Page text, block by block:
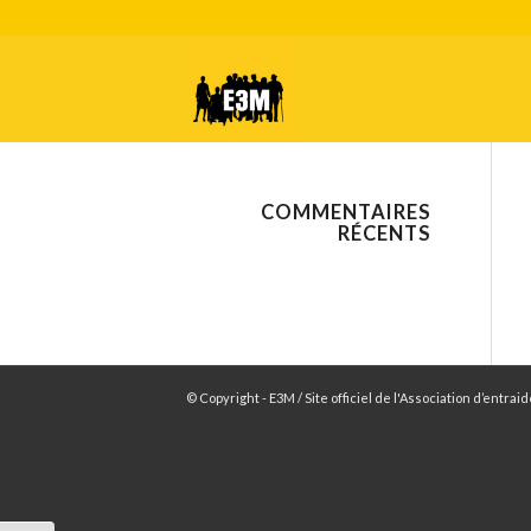
COMMENTAIRES
RÉCENTS
© Copyright - E3M / Site officiel de l'Association